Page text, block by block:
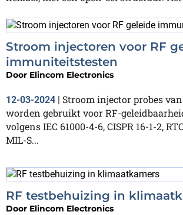
Stroom injectoren voor RF
immuniteitstesten
Door Elincom Electronics
12-03-2024 | Stroom injector probes
worden gebruikt voor RF-
volgens IEC 61000-4-6, CISPR 16-1-2,
MIL-S...
RF testbehuizing in
Door Elincom Electronics